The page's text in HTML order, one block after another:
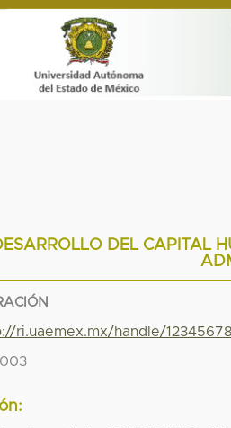
DEL CAPITAL
ri.uaemex.mx/handle/